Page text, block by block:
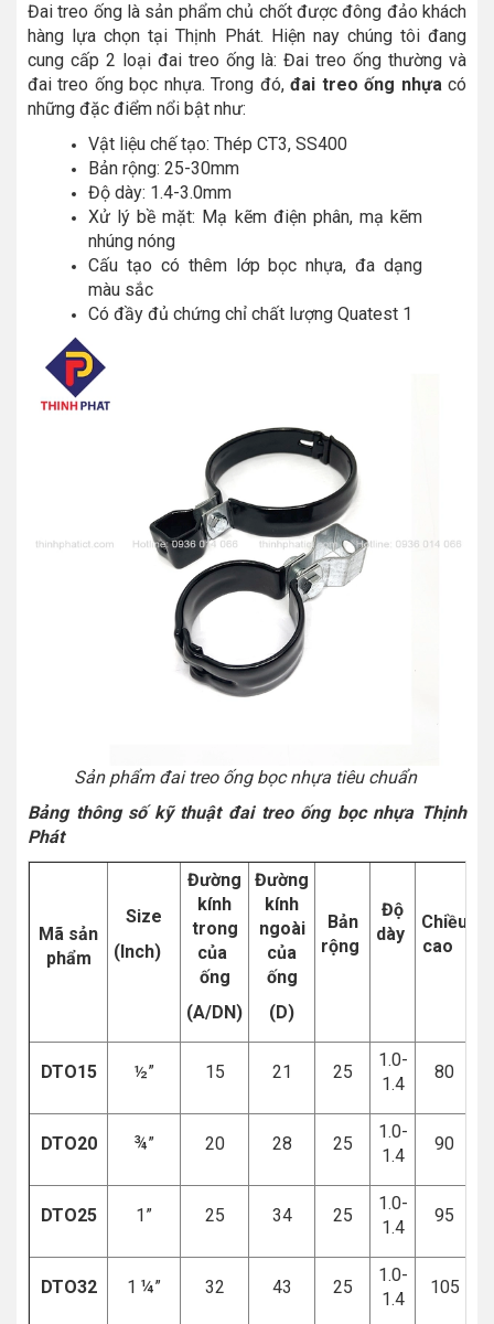
Đai treo ống là sản phẩm chủ chốt được đông đảo khách
hàng lựa chọn tại Thịnh Phát. Hiện nay chúng tôi đang
cung cấp 2 loại đai treo ống là: Đai treo ống thường và
đai treo ống bọc nhựa. Trong đó,đai treo ống nhựacó
những đặc điểm nổi bật như:
Vật liệu chế tạo: Thép CT3, SS400
Bản rộng: 25-30mm
Độ dày: 1.4-3.0mm
Xử lý bề mặt: Mạ kẽm điện phân, mạ kẽm
nhúng nóng
Cấu tạo có thêm lớp bọc nhựa, đa dạng
màu sắc
Có đầy đủ chứng chỉ chất lượng Quatest 1
Sản phẩm đai treo ống bọc nhựa tiêu chuẩn
Bảng thông số kỹ thuật đai treo ống bọc nhựa Thịnh
Phát
Mã sản
phẩm
Size
(Inch)
Đường
kính
trong
của
ống
(A/DN)
Đường
kính
ngoài
của
ống
(D)
Bản
rộng
Độ
dày
Chiều
cao
DTO15 ½” 15 21 25
1.0-
1.4
80
DTO20 ¾” 20 28 25
1.0-
1.4
90
DTO25 1” 25 34 25
1.0-
1.4
95
DTO32 1 ¼” 32 43 25
1.0-
1.4
105